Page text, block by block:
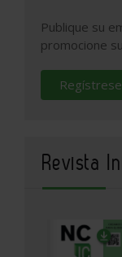
Publique su
promocione
Revista